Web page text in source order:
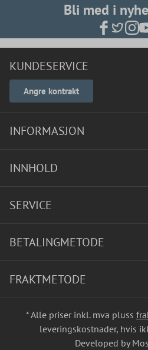
Bli med i
KUNDESERVICE
Angre kontrakt
INFORMASJON
INNHOLD
SERVICE
BETALINGMETODE
FRAKTMETODE
* Alle priser inkl. mva pluss
leveringskostnader, hvis
Developed by